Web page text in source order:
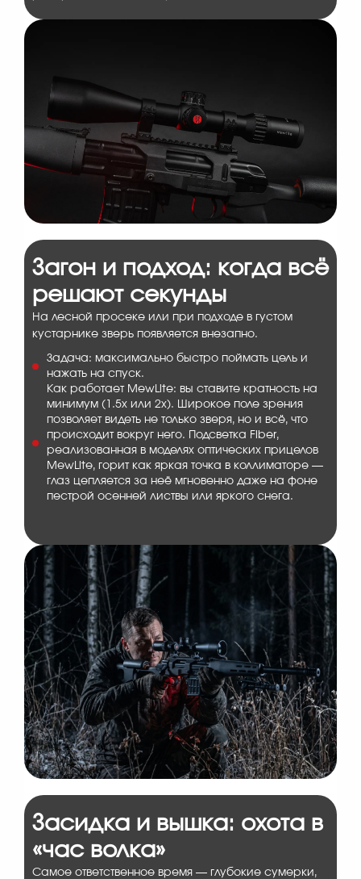
Загон и подход: когда всё
решают секунды
На лесной просеке или при подходе в густом
кустарнике зверь появляется внезапно.
Задача: максимально быстро поймать цель и
нажать на спуск.
Как работает MewLite: вы ставите кратность на
минимум (1.5x или 2x). Широкое поле зрения
позволяет видеть не только зверя, но и всё, что
происходит вокруг него. Подсветка Fiber,
реализованная в моделях оптических прицелов
MewLite, горит как яркая точка в коллиматоре —
глаз цепляется за неё мгновенно даже на фоне
пестрой осенней листвы или яркого снега.
Засидка и вышка: охота в
«час волка»
Самое ответственное время — глубокие сумерки,